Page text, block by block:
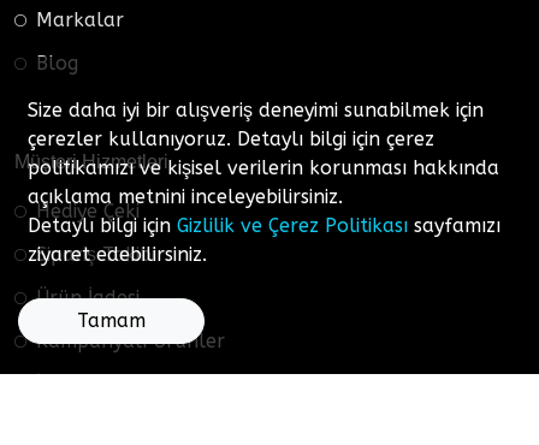
Markalar
Blog
Müşteri Hizmetleri
Hediye Çeki
Sipariş Takibi
Ürün İadesi
Kampanyalı Ürünler
Size daha iyi bir alışveriş deneyimi sunabilmek için
çerezler kullanıyoruz. Detaylı bilgi için çerez
politikamızı ve kişisel verilerin korunması hakkında
açıklama metnini inceleyebilirsiniz.
Detaylı bilgi için Gizlilik ve Çerez Politikası sayfamızı
ziyaret edebilirsiniz.
Tamam